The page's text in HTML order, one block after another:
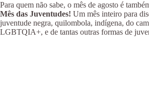
Para quem não sabe, o mês de agosto é
Mês das Juventudes! Um mês inteiro para
juventude negra, quilombola, indígena, do
LGBTQIA+, e de tantas outras formas de